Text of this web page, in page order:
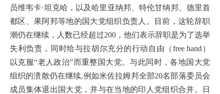
员维韦卡·坦克哈，以及哈里亚纳邦、特伦甘纳邦、德里首
都区、果阿邦等地的国大党组织负责人。目前，这轮辞职
潮仍在继续，人数已经超过200，他们表示辞职是为了选举
失利负责，同时给与拉胡尔充分的行动自由（free hand）
以克服“老人政治”而重整国大党。与此同时，各地国大党
组织的溃散仍在继续,例如米佐拉姆邦全部20名部落委员会
成员集体退出国大党，并与在当地的印人党组织合并。日